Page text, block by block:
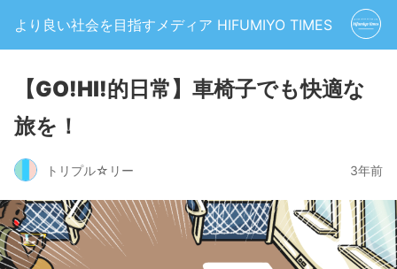
より良い社会を目指すメディア HIFUMIYO TIMES
【GO!HI!的日常】車椅子でも快適な
旅を！
トリプル☆リー 3年前